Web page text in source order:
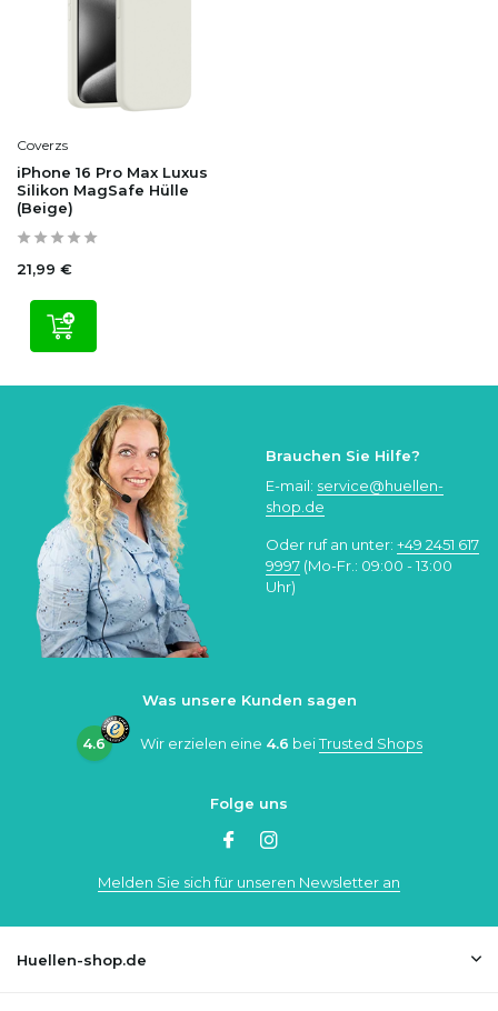
Coverzs
iPhone 16 Pro Max Luxus
Silikon MagSafe Hülle
(Beige)
21,99 €
Brauchen Sie Hilfe?
E-mail: service@huellen-
shop.de
Oder ruf an unter: +49 2451 617
9997 (Mo-Fr.: 09:00 - 13:00
Uhr)
Was unsere Kunden sagen
4.6 Wir erzielen eine 4.6 beiTrusted Shops
Folge uns
Melden Sie sich für unseren Newsletter an
Huellen-shop.de